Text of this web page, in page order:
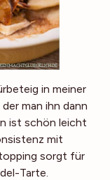
in meiner
der man ihn dann
ist schön leicht
mit
sorgt für
Tarte.